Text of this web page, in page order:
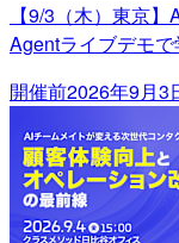
【9/3（木）東京
Agentライブデモ
開催前2026年9月3